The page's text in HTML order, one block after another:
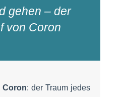
gehen – der
von Coron
Coron: der Traum jedes